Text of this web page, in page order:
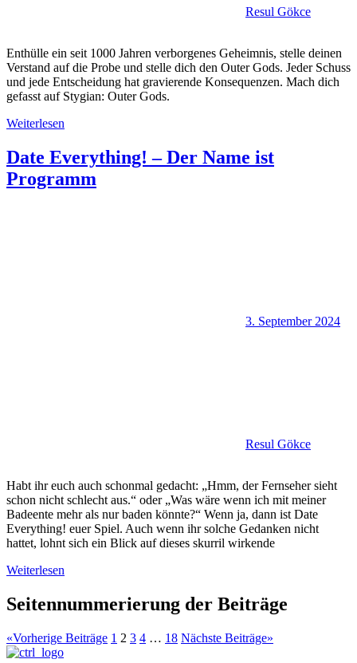
Resul Gökce
Enthülle ein seit 1000 Jahren verborgenes Geheimnis, stelle deinen
Verstand auf die Probe und stelle dich den Outer Gods. Jeder Schuss
und jede Entscheidung hat gravierende Konsequenzen. Mach dich
gefasst auf Stygian: Outer Gods.
Weiterlesen
Date Everything! – Der Name ist
Programm
3. September 2024
Resul Gökce
Habt ihr euch auch schonmal gedacht: „Hmm, der Fernseher sieht
schon nicht schlecht aus.“ oder „Was wäre wenn ich mit meiner
Badeente mehr als nur baden könnte?“ Wenn ja, dann ist Date
Everything! euer Spiel. Auch wenn ihr solche Gedanken nicht
hattet, lohnt sich ein Blick auf dieses skurril wirkende
Weiterlesen
Seitennummerierung der Beiträge
«Vorherige Beiträge 1 2 3 4 … 18 Nächste Beiträge»